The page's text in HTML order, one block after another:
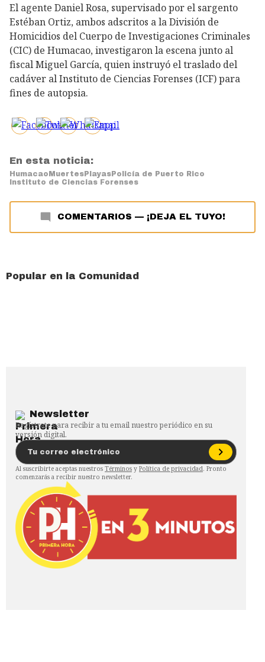
El agente Daniel Rosa, supervisado por el sargento
Estéban Ortiz, ambos adscritos a la División de
Homicidios del Cuerpo de Investigaciones Criminales
(CIC) de Humacao, investigaron la escena junto al
fiscal Miguel García, quien instruyó el traslado del
cadáver al Instituto de Ciencias Forenses (ICF) para
fines de autopsia.
En esta noticia:
HumacaoMuertesPlayasPolicía de Puerto Rico
Instituto de Ciencias Forenses
COMENTARIOS — ¡DEJA EL TUYO!
Popular en la Comunidad
Newsletter
Regístrate para recibir a tu email nuestro periódico en su
versión digital.
Al suscribirte aceptas nuestros Términos y Política de privacidad. Pronto
comenzarás a recibir nuestro newsletter.